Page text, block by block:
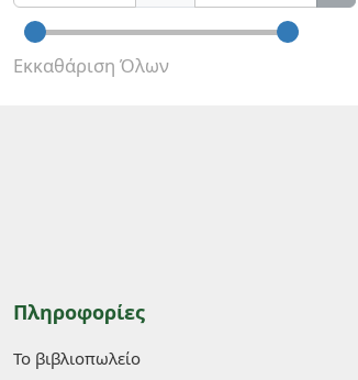
Εκκαθάριση Όλων
Πληροφορίες
Το βιβλιοπωλείο